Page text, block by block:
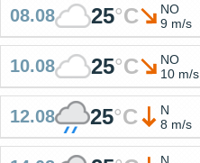
08.08 25°C
NO
9 m/s
10.08 25°C
NO
10 m/s
12.08 25°C
N
8 m/s
N